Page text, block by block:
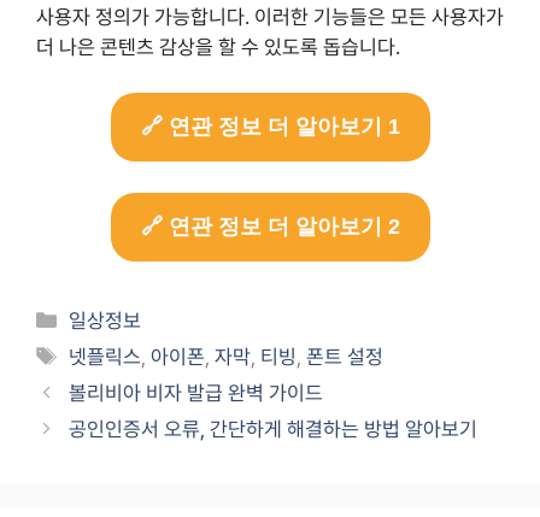
사용자 정의가 가능합니다. 이러한 기능들은 모든 사용자가
더 나은 콘텐츠 감상을 할 수 있도록 돕습니다.
🔗 연관 정보 더 알아보기 1
🔗 연관 정보 더 알아보기 2
Categories
일상정보
Tags
넷플릭스 ,아이폰 ,자막 티빙 ,폰트 설정
볼리비아 비자 발급 완벽 가이드
공인인증서 오류, 간단하게 해결하는 방법 알아보기